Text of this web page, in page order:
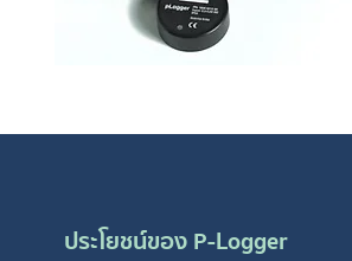
ประโยชน์ของ P-Logger